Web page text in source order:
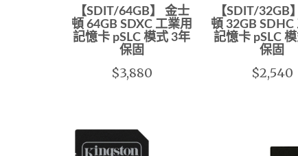
【SDIT/64GB】 金士
頓 64GB SDXC 工業用
記憶卡 pSLC 模式 3年
保固
$3,880
【SDIT/32GB
頓 32GB SDHC
記憶卡 pSLC
保固
$2,540